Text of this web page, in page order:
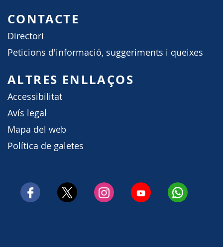
CONTACTE
Directori
Peticions d'informació, suggeriments i queixes
ALTRES ENLLAÇOS
Accessibilitat
Avís legal
Mapa del web
Política de galetes